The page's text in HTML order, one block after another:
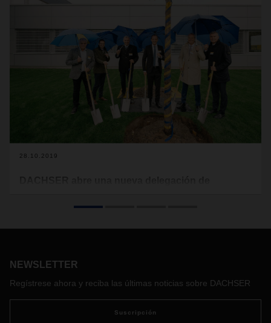
28.10.2019
delegación en el parque industrial de Breisgau, en
con 82 muelles de carga/descarga y un edificio de oficinas.
el centro y ha creado 30 nuevos puestos de trabajo.
NEWSLETTER
Regístrese ahora y reciba las últimas noticias sobre DACHSER
Suscripción